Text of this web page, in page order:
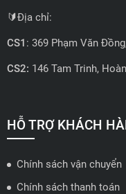
🔰Địa chỉ:
CS1 : 369 Phạm Văn
CS2: 146 Tam Trinh,
🗺️Xem trên bản đồ
ĐẠI LÝ QUẬN 2 HCM -
HỖ TRỢ KHÁCH
Chính sách vận chuyển
Chính sách thanh toán